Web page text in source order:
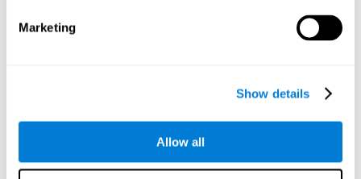
Marketing
Show details
Allow all
Recordar la composición original de la
nuestro día a día, por ejemplo, para recordar si la fuente de
Otras capacidades cognitivas
relevantes son: